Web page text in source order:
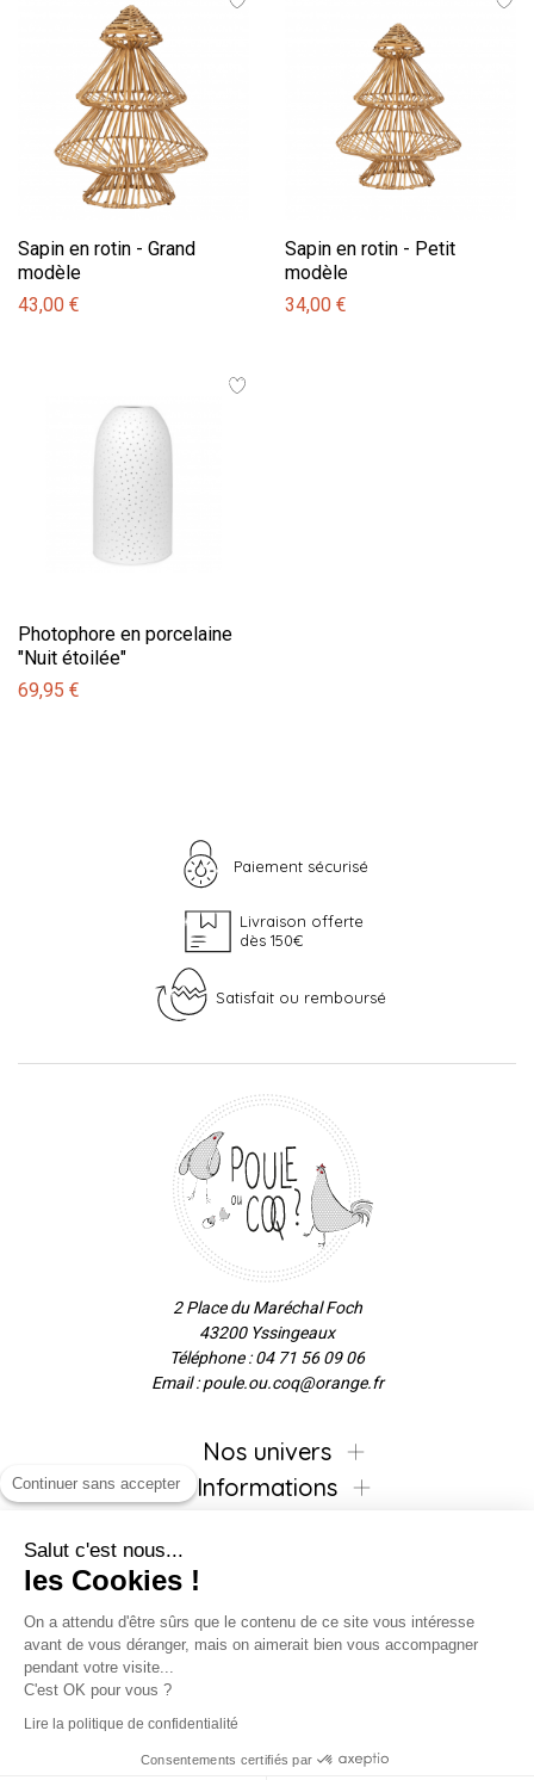
Sapin en rotin - Grand
modèle
43,00 €
Sapin en rotin - Petit
modèle
34,00 €
Photophore en porcelaine
"Nuit étoilée"
69,95 €
Paiement sécurisé
Livraison offerte
dès 150€
Satisfait ou remboursé
2 Place du Maréchal Foch
43200 Yssingeaux
Téléphone : 04 71 56 09 06
Email : poule.ou.coq@orange.fr
Nos univers
Informations
Inscrivez-vous à la newsletter !
Continuer sans accepter
Salut c'est nous...
les Cookies !
On a attendu d'être sûrs que le contenu de ce site vous intéresse
avant de vous déranger, mais on aimerait bien vous accompagner
pendant votre visite...
C'est OK pour vous ?
Lire la politique de confidentialité
Consentements certifiés par